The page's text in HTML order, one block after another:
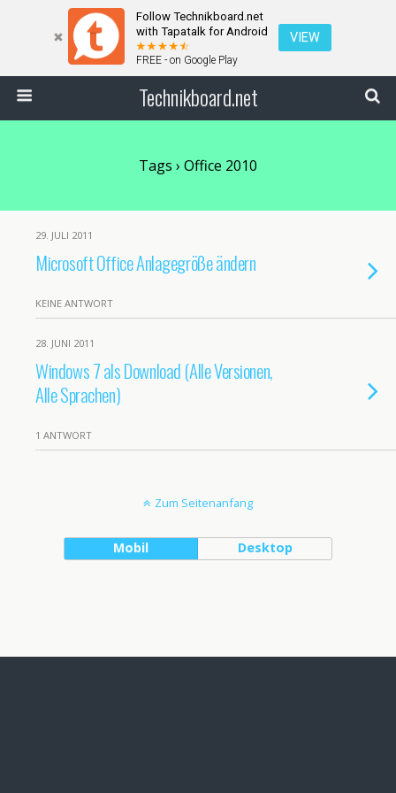
Follow Technikboard.net
with Tapatalk for Android
FREE - on Google Play
VIEW
Technikboard.net
Tags › Office 2010
29. JULI 2011
Microsoft Office Anlagegröße ändern
KEINE ANTWORT
28. JUNI 2011
Windows 7 als Download (Alle Versionen,
Alle Sprachen)
1 ANTWORT
Zum Seitenanfang
Mobil Desktop